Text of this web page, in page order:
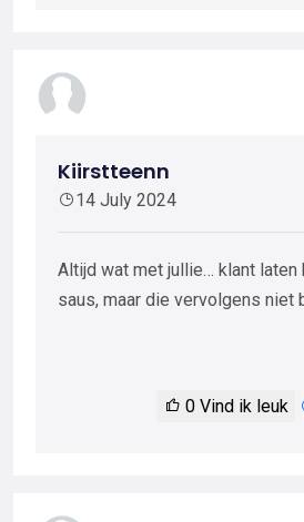
Kiirstteenn
14 July 2024
Altijd wat met jullie… klant laten
saus, maar die vervolgens niet
0 Vind ik leuk